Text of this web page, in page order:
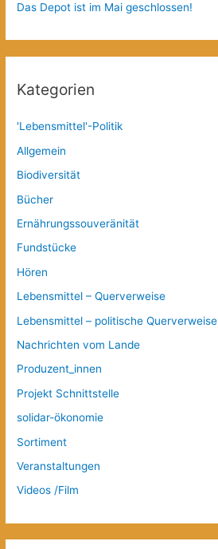
Das Depot ist im Mai geschlossen!
Kategorien
'Lebensmittel'-Politik
Allgemein
Biodiversität
Bücher
Ernährungssouveränität
Fundstücke
Hören
Lebensmittel – Querverweise
Lebensmittel – politische Querverweise
Nachrichten vom Lande
Produzent_innen
Projekt Schnittstelle
solidar-ökonomie
Sortiment
Veranstaltungen
Videos /Film